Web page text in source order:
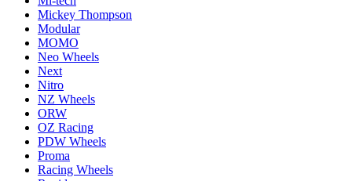
Mickey Thompson
Modular
MOMO
Neo Wheels
Next
Nitro
NZ Wheels
ORW
OZ Racing
PDW Wheels
Proma
Racing Wheels